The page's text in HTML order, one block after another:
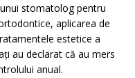
stomatolog pentru
aplicarea de
estetice a
au declarat că au mers
anual.